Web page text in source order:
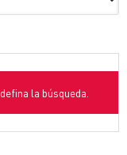
la búsqueda.